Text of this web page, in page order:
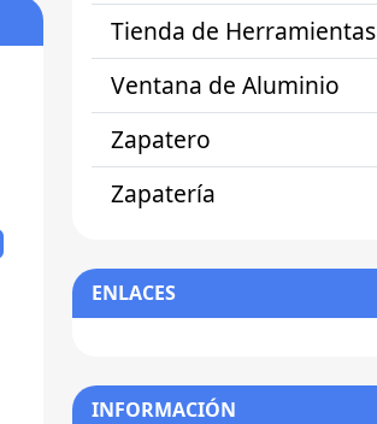
Tienda de Herramientas
Ventana de Aluminio
Zapatero
Zapatería
ENLACES
INFORMACIÓN